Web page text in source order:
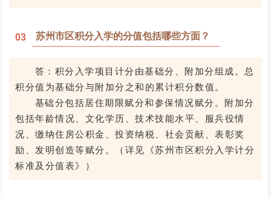
03 苏州市区积分入学的分值包括哪些方面？
答：积分入学项目计分由基础分、附加分组成。总
积分值为基础分与附加分之和的累计积分数值。
基础分包括居住期限赋分和参保情况赋分。附加分
包括年龄情况、文化学历、技术技能水平、服兵役情
况、缴纳住房公积金、投资纳税、社会贡献、表彰奖
励、发明创造等赋分。（详见《苏州市区积分入学计分
标准及分值表》）